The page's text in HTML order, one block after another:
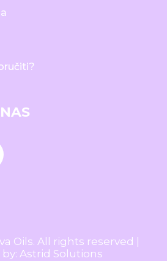
Oils. All rights reserved |
Astrid Solutions